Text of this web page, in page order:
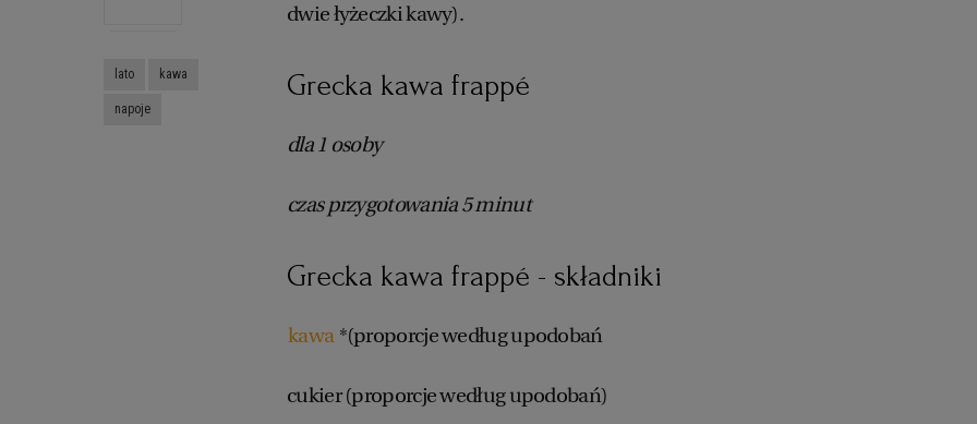
dwie łyżeczki kawy).
Grecka kawa frappé
dla 1 osoby
czas przygotowania 5 minut
Grecka kawa frappé - składniki
kawa *(proporcje według upodobań
cukier (proporcje według upodobań)
lato kawa
napoje